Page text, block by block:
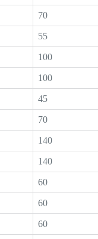
70
55
100
100
45
70
140
140
60
60
60